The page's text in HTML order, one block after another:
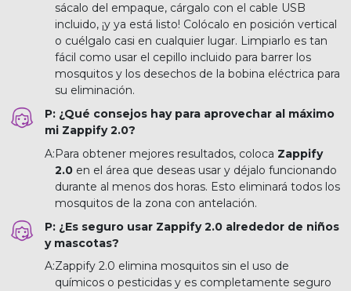
sácalo del empaque, cárgalo con el cable USB
incluido, ¡y ya está listo! Colócalo en posición vertical
o cuélgalo casi en cualquier lugar. Limpiarlo es tan
fácil como usar el cepillo incluido para barrer los
mosquitos y los desechos de la bobina eléctrica para
su eliminación.
P: ¿Qué consejos hay para aprovechar al máximo
mi Zappify 2.0?
A:Para obtener mejores resultados, coloca Zappify
2.0 en el área que deseas usar y déjalo funcionando
durante al menos dos horas. Esto eliminará todos los
mosquitos de la zona con antelación.
P: ¿Es seguro usar Zappify 2.0 alrededor de niños
y mascotas?
A:Zappify 2.0 elimina mosquitos sin el uso de
químicos o pesticidas y es completamente seguro